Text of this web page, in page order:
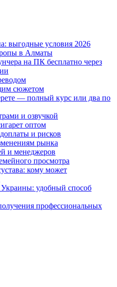
выгодные условия 2026
в Алматы
на ПК бесплатно через
сюжетом
— полный курс или два по
и озвучкой
оптом
и рисков
рынка
и менеджеров
просмотра
кому может
удобный способ
профессиональных